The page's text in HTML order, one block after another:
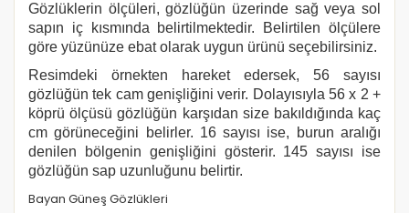
Gözlüklerin ölçüleri, gözlüğün üzerinde sağ veya sol
sapın iç kısmında belirtilmektedir. Belirtilen ölçülere
göre yüzünüze ebat olarak uygun ürünü seçebilirsiniz.
Resimdeki örnekten hareket edersek, 56 sayısı
gözlüğün tek cam genişliğini verir. Dolayısıyla 56 x 2 +
köprü ölçüsü gözlüğün karşıdan size bakıldığında kaç
cm görüneceğini belirler. 16 sayısı ise, burun aralığı
denilen bölgenin genişliğini gösterir. 145 sayısı ise
gözlüğün sap uzunluğunu belirtir.
Bayan Güneş Gözlükleri